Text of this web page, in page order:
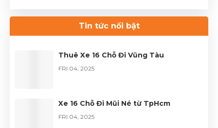
– Hành trình đầy trọn vẹn
FRI 04, 2026
Tin tức nổi bật
Thuê Xe 16 Chỗ Đi Vũng Tàu
FRI 04, 2025
Xe 16 Chỗ Đi Mũi Né từ TpHcm
FRI 04, 2025